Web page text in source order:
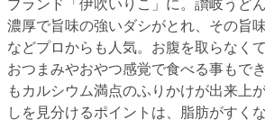
濃厚で旨味の強いダシがとれ、その旨
などプロからも人気。お腹を取らなく
おつまみやおやつ感覚で食べる事もで
もカルシウム満点のふりかけが出来上
しを見分けるポイントは、脂肪がすく